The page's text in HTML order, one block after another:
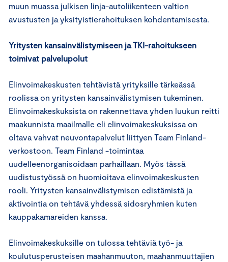
muun muassa julkisen linja-autoliikenteen valtion
avustusten ja yksityistierahoituksen kohdentamisesta.
Yritysten kansainvälistymiseen ja TKI-rahoitukseen
toimivat palvelupolut
Elinvoimakeskusten tehtävistä yrityksille tärkeässä
roolissa on yritysten kansainvälistymisen tukeminen.
Elinvoimakeskuksista on rakennettava yhden luukun reitti
maakunnista maailmalle eli elinvoimakeskuksissa on
oltava vahvat neuvontapalvelut liittyen Team Finland-
verkostoon. Team Finland -toimintaa
uudelleenorganisoidaan parhaillaan. Myös tässä
uudistustyössä on huomioitava elinvoimakeskusten
rooli. Yritysten kansainvälistymisen edistämistä ja
aktivointia on tehtävä yhdessä sidosryhmien kuten
kauppakamareiden kanssa.
Elinvoimakeskuksille on tulossa tehtäviä työ- ja
koulutusperusteisen maahanmuuton, maahanmuuttajien